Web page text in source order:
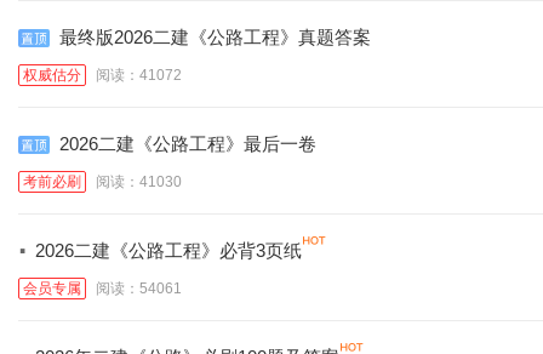
最终版2026二建《公路工程》真题答案
权威估分 阅读：41072
2026二建《公路工程》最后一卷
考前必刷 阅读：41030
· 2026二建《公路工程》必背3页纸
会员专属 阅读：54061